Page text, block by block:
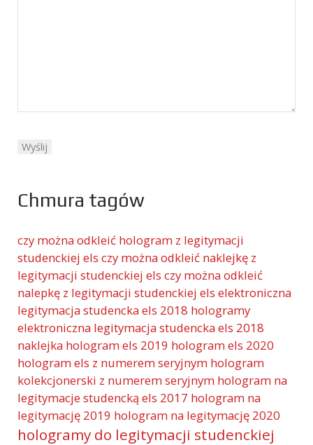
Chmura tagów
czy można odkleić hologram z legitymacji
studenckiej els czy można odkleić naklejkę z
legitymacji studenckiej els czy można odkleić
nalepkę z legitymacji studenckiej els elektroniczna
legitymacja studencka els 2018 hologramy
elektroniczna legitymacja studencka els 2018
naklejka hologram els 2019 hologram els 2020
hologram els z numerem seryjnym hologram
kolekcjonerski z numerem seryjnym hologram na
legitymacje studencką els 2017 hologram na
legitymację 2019 hologram na legitymację 2020
hologramy do legitymacji studenckiej